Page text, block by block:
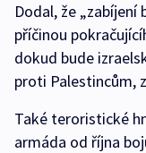
Dodal, že „zabíjení
příčinou
dokud bude
proti Palestincům,
Také teroristické
armáda od října